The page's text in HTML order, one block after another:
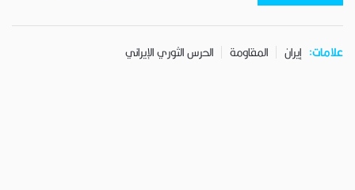
علامات: إيران المقاومة الحرس الثوري الإيراني